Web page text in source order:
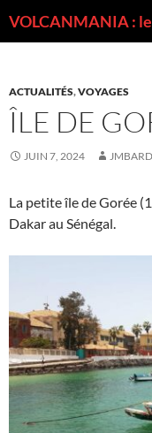
ACTUALITÉS,VOYAGES
ÎLE DE
JUIN 7, 2024
La petite île de Gorée
Dakar au Sénégal.